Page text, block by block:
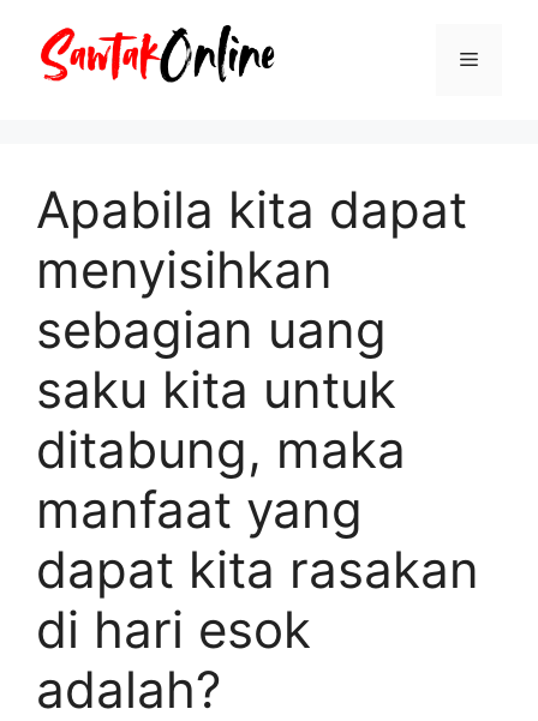
Menu
Apabila kita dapat
menyisihkan
sebagian uang
saku kita untuk
ditabung, maka
manfaat yang
dapat kita rasakan
di hari esok
adalah?